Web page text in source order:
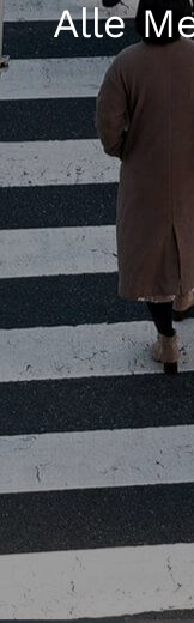
Alle